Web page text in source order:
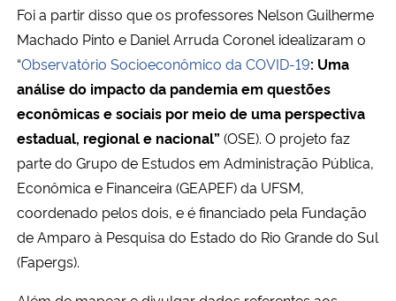
Gabinete de Segurança Institucional
Advocacia-Geral da União
Banco Central do Brasil
Planalto
Foi a partir disso que os professores Nelson Guilherme
Machado Pinto e Daniel Arruda Coronel idealizaram o
“Observatório Socioeconômico da COVID-19: Uma
análise do impacto da pandemia em questões
econômicas e sociais por meio de uma perspectiva
estadual, regional e nacional” (OSE). O projeto faz
parte do Grupo de Estudos em Administração Pública,
Econômica e Financeira (GEAPEF) da UFSM,
coordenado pelos dois, e é financiado pela Fundação
de Amparo à Pesquisa do Estado do Rio Grande do Sul
(Fapergs).